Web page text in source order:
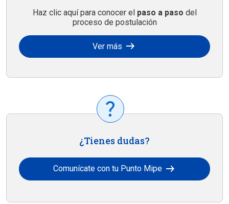
Haz clic aquí para conocer el paso a paso del
proceso de postulación
Ver más arrow_right_alt
¿Tienes dudas?
Comunícate con tu Punto Mipe arrow_right_alt